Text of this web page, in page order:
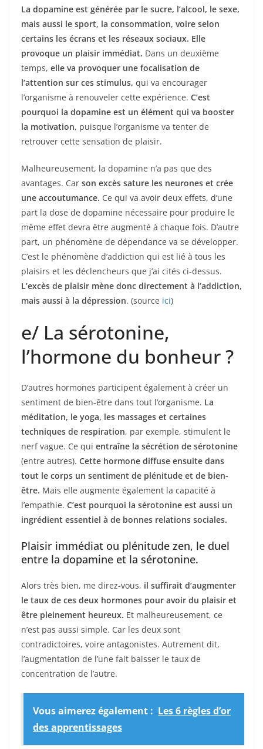
La dopamine est générée par le sucre, l’alcool, le sexe,
mais aussi le sport, la consommation, voire selon
certains les écrans et les réseaux sociaux. Elle
provoque un plaisir immédiat. Dans un deuxième
temps, elle va provoquer une focalisation de
l’attention sur ces stimulus, qui va encourager
l’organisme à renouveler cette expérience. C’est
pourquoi la dopamine est un élément qui va booster
la motivation, puisque l’organisme va tenter de
retrouver cette sensation de plaisir.
Malheureusement, la dopamine n’a pas que des
avantages. Car son excès sature les neurones et crée
une accoutumance. Ce qui va avoir deux effets, d’une
part la dose de dopamine nécessaire pour produire le
même effet devra être augmenté à chaque fois. D’autre
part, un phénomène de dépendance va se développer.
C’est le phénomène d’addiction qui est lié à tous les
plaisirs et les déclencheurs que j’ai cités ci-dessus.
L’excès de plaisir mène donc directement à l’addiction,
mais aussi à la dépression. (source ici)
e/ La sérotonine,
l’hormone du bonheur ?
D’autres hormones participent également à créer un
sentiment de bien-être dans tout l’organisme. La
méditation, le yoga, les massages et certaines
techniques de respiration, par exemple, stimulent le
nerf vague. Ce qui entraîne la sécrétion de sérotonine
(entre autres). Cette hormone diffuse ensuite dans
tout le corps un sentiment de plénitude et de bien-
être. Mais elle augmente également la capacité à
l’empathie. C’est pourquoi la sérotonine est aussi un
ingrédient essentiel à de bonnes relations sociales.
Plaisir immédiat ou plénitude zen, le duel
entre la dopamine et la sérotonine.
Alors très bien, me direz-vous, il suffirait d’augmenter
le taux de ces deux hormones pour avoir du plaisir et
être pleinement heureux. Et malheureusement, ce
n’est pas aussi simple. Car les deux sont
contradictoires, voire antagonistes. Autrement dit,
l’augmentation de l’une fait baisser le taux de
concentration de l’autre.
Vous aimerez également : Les 6 règles d’or
des apprentissages